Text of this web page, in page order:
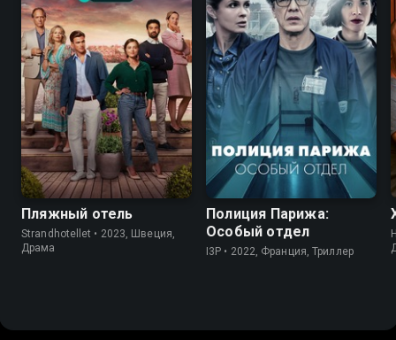
Пляжный отель
Strandhotellet • 2023, Швеция,
Драма
Полиция Парижа:
Особый отдел
I3P • 2022, Франция, Триллер